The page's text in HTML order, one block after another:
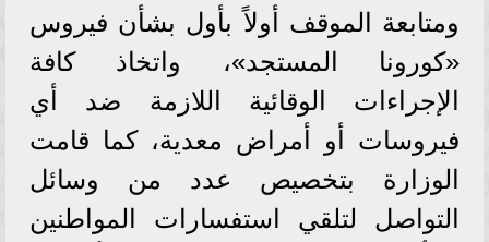
ومتابعة الموقف أولاً بأول بشأن فيروس
«كورونا المستجد»، واتخاذ كافة
الإجراءات الوقائية اللازمة ضد أي
فيروسات أو أمراض معدية، كما قامت
الوزارة بتخصيص عدد من وسائل
التواصل لتلقي استفسارات المواطنين